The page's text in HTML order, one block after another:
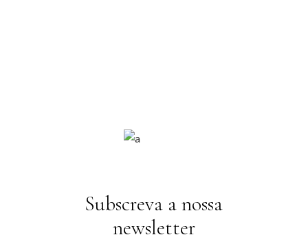
Subscreva a nossa
newsletter